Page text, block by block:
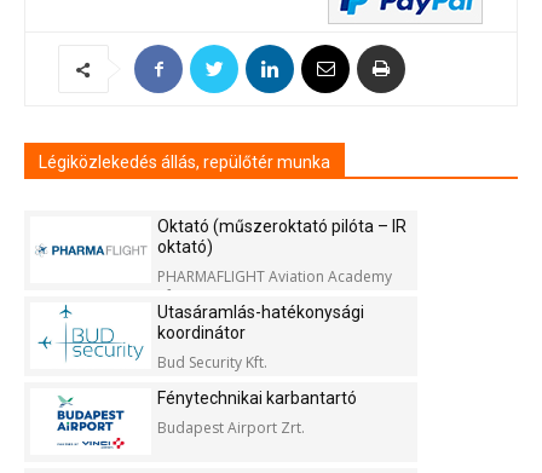
Légiközlekedés állás, repülőtér munka
Oktató (műszeroktató pilóta – IR
oktató)
PHARMAFLIGHT Aviation Academy
Kft.
Utasáramlás-hatékonysági
koordinátor
Bud Security Kft.
Fénytechnikai karbantartó
Budapest Airport Zrt.